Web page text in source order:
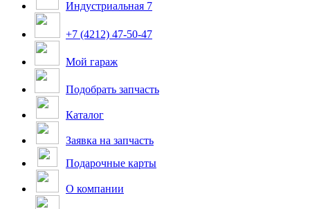
Индустриальная 7
+7 (4212) 47-50-47
Мой гараж
Подобрать запчасть
Каталог
Заявка на запчасть
Подарочные карты
О компании